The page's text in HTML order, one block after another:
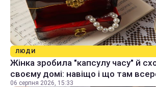
ЛЮДИ
Жінка зробила "капсулу часу" й
своєму домі: навіщо і що там
06 серпня 2026, 15:33